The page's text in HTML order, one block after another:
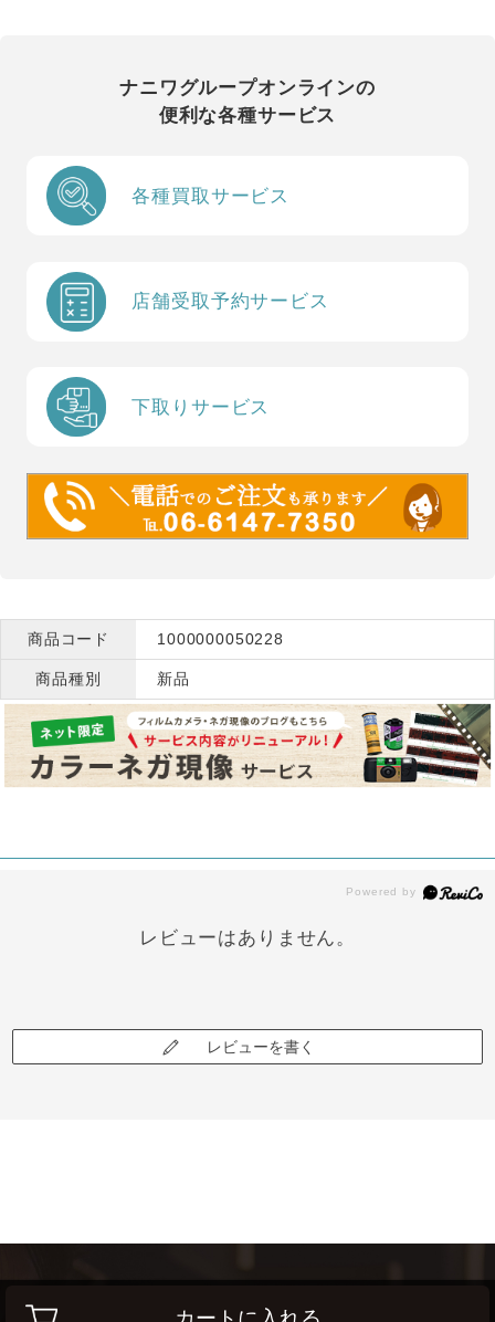
ナニワグループオンラインの
便利な各種サービス
各種買取サービス
店舗受取予約サービス
下取りサービス
商品コード 1000000050228
商品種別 新品
レビューはありません。
レビューを書く